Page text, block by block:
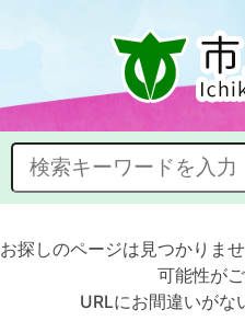
お探しのページは見つかりま
可能性がご
URLにお間違いがな